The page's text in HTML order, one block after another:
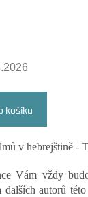
košíku
v hebrejštině -
Vám vždy
dalších autorů